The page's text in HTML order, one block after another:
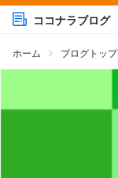
ココナラブログ
ホーム ブログトップ